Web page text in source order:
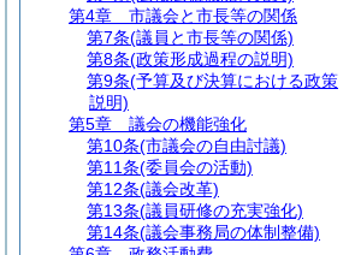
第4章
市議会と市長等の関係
第7条(議員と市長等の関係)
第8条(政策形成過程の説明)
第9条(予算及び決算における政策
説明)
第5章
議会の機能強化
第10条(市議会の自由討議)
第11条(委員会の活動)
第12条(議会改革)
第13条(議員研修の充実強化)
第14条(議会事務局の体制整備)